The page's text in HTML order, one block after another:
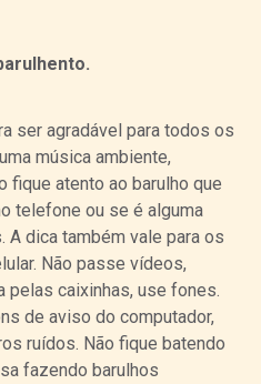
ser agradável para todos os
música ambiente,
fique atento ao barulho que
telefone ou se é alguma
A dica também vale para os
Não passe vídeos,
caixinhas, use fones.
de aviso do computador,
ruídos. Não fique batendo
fazendo barulhos